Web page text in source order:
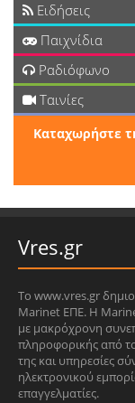
Ειδήσεις
Παιχνίδια
Ραδιόφωνο
Ταινίες
Καταχωρήστε
Vres.gr
Το www.vres.gr
Marinet ΕΠΕ. Η
με μακρόχρονη
πληροφορικής από
της και υπηρεσίες
ηλεκτρονικού
επαγγελματίες.